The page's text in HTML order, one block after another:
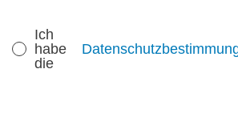
Ich
habe
die